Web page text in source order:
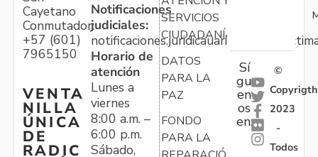
Cayetano
Conmutador:
+57 (601)
7965150
VENTA
NILLA
ÚNICA
DE
RADIC
Notificaciones
judiciales:
Horario de
atención
Lunes a
viernes
8:00 a.m. –
6:00 p.m.
Sábado,
SERVICIOS
CIUDADANÍA
DATOS
PARA LA
PAZ
FONDO
PARA LA
Sí
gu
en
os
en:
©
Copyrigth
2023
-
Todos